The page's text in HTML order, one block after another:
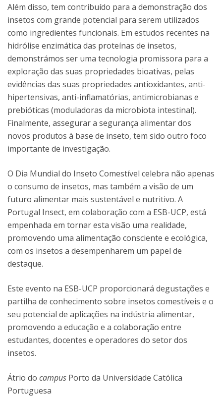
Além disso, tem contribuído para a demonstração dos
insetos com grande potencial para serem utilizados
como ingredientes funcionais. Em estudos recentes na
hidrólise enzimática das proteínas de insetos,
demonstrámos ser uma tecnologia promissora para a
exploração das suas propriedades bioativas, pelas
evidências das suas propriedades antioxidantes, anti-
hipertensivas, anti-inflamatórias, antimicrobianas e
prebióticas (moduladoras da microbiota intestinal).
Finalmente, assegurar a segurança alimentar dos
novos produtos à base de inseto, tem sido outro foco
importante de investigação.
O Dia Mundial do Inseto Comestível celebra não apenas
o consumo de insetos, mas também a visão de um
futuro alimentar mais sustentável e nutritivo. A
Portugal Insect, em colaboração com a ESB-UCP, está
empenhada em tornar esta visão uma realidade,
promovendo uma alimentação consciente e ecológica,
com os insetos a desempenharem um papel de
destaque.
Este evento na ESB-UCP proporcionará degustações e
partilha de conhecimento sobre insetos comestíveis e o
seu potencial de aplicações na indústria alimentar,
promovendo a educação e a colaboração entre
estudantes, docentes e operadores do setor dos
insetos.
Átrio do campus Porto da Universidade Católica
Portuguesa